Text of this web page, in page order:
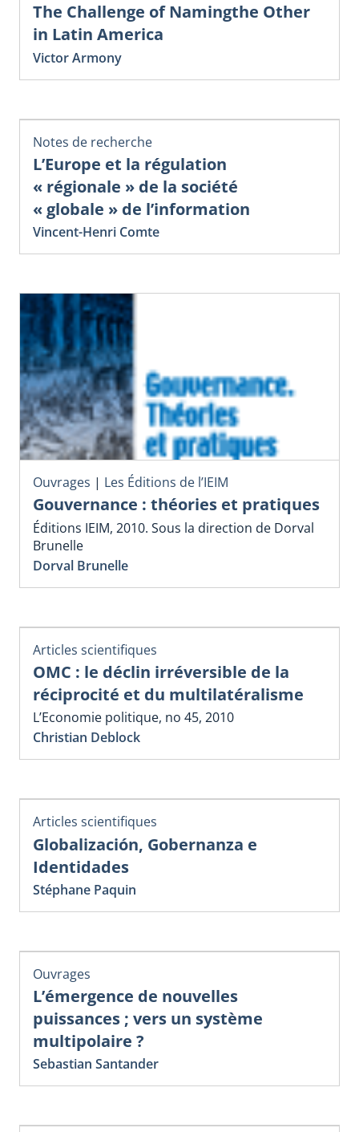
The Challenge of Namingthe Other
in Latin America
Victor Armony
Notes de recherche
L’Europe et la régulation
« régionale » de la société
« globale » de l’information
Vincent-Henri Comte
Ouvrages | Les Éditions de l’IEIM
Gouvernance : théories et pratiques
Éditions IEIM, 2010. Sous la direction de Dorval
Brunelle
Dorval Brunelle
Articles scientifiques
OMC : le déclin irréversible de la
réciprocité et du multilatéralisme
L’Economie politique, no 45, 2010
Christian Deblock
Articles scientifiques
Globalización, Gobernanza e
Identidades
Stéphane Paquin
Ouvrages
L’émergence de nouvelles
puissances ; vers un système
multipolaire ?
Sebastian Santander